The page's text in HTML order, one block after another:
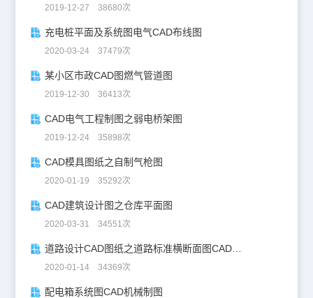
2019-12-27 38680次
充电桩平面及系统图电气CAD布线图
2020-03-24 37479次
某小区市政CAD图燃气管道图
2019-12-30 36413次
CAD电气工程制图之弱电桥架图
2019-12-24 35898次
CAD模具图纸之自制气枪图
2020-01-19 35292次
CAD建筑设计图之仓库平面图
2020-03-31 34551次
道路设计CAD图纸之道路标准横断面图CAD图纸
2020-01-14 34369次
配电箱系统图CAD机械制图